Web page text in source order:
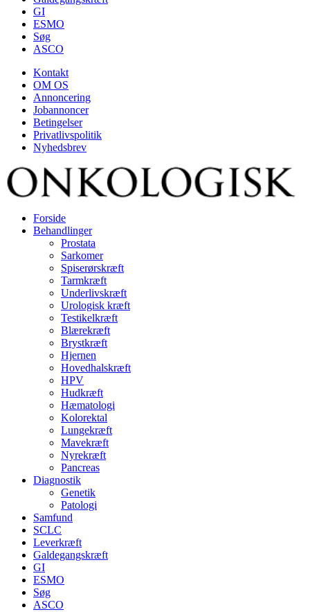
GI
ESMO
Søg
ASCO
Kontakt
OM OS
Annoncering
Jobannoncer
Betingelser
Privatlivspolitik
Nyhedsbrev
Forside
Behandlinger
Prostata
Sarkomer
Spiserørskræft
Tarmkræft
Underlivskræft
Urologisk kræft
Testikelkræft
Blærekræft
Brystkræft
Hjernen
Hovedhalskræft
HPV
Hudkræft
Hæmatologi
Kolorektal
Lungekræft
Mavekræft
Nyrekræft
Pancreas
Diagnostik
Genetik
Patologi
Samfund
SCLC
Leverkræft
Galdegangskræft
GI
ESMO
Søg
ASCO